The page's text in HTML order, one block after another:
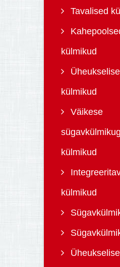
Tavalised
külmikud
külmikud
Väikese
külmikud
külmikud